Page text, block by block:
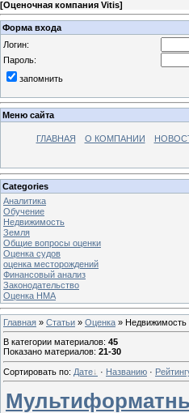
[Оценочная компания Vitis]
Форма входа
Логин:
Пароль:
запомнить
Меню сайта
ГЛАВНАЯ О КОМПАНИИ
Categories
Аналитика
Обучение
Недвижимость
Земля
Общие вопросы оценки
Оценка судов
оценка месторождений
Финансовый анализ
Законодательство
Оценка НМА
Главная » Статьи » Оценка » Недвижимость
В категории материалов: 45
Показано материалов: 21-30
Сортировать по: Дате · Названию ·